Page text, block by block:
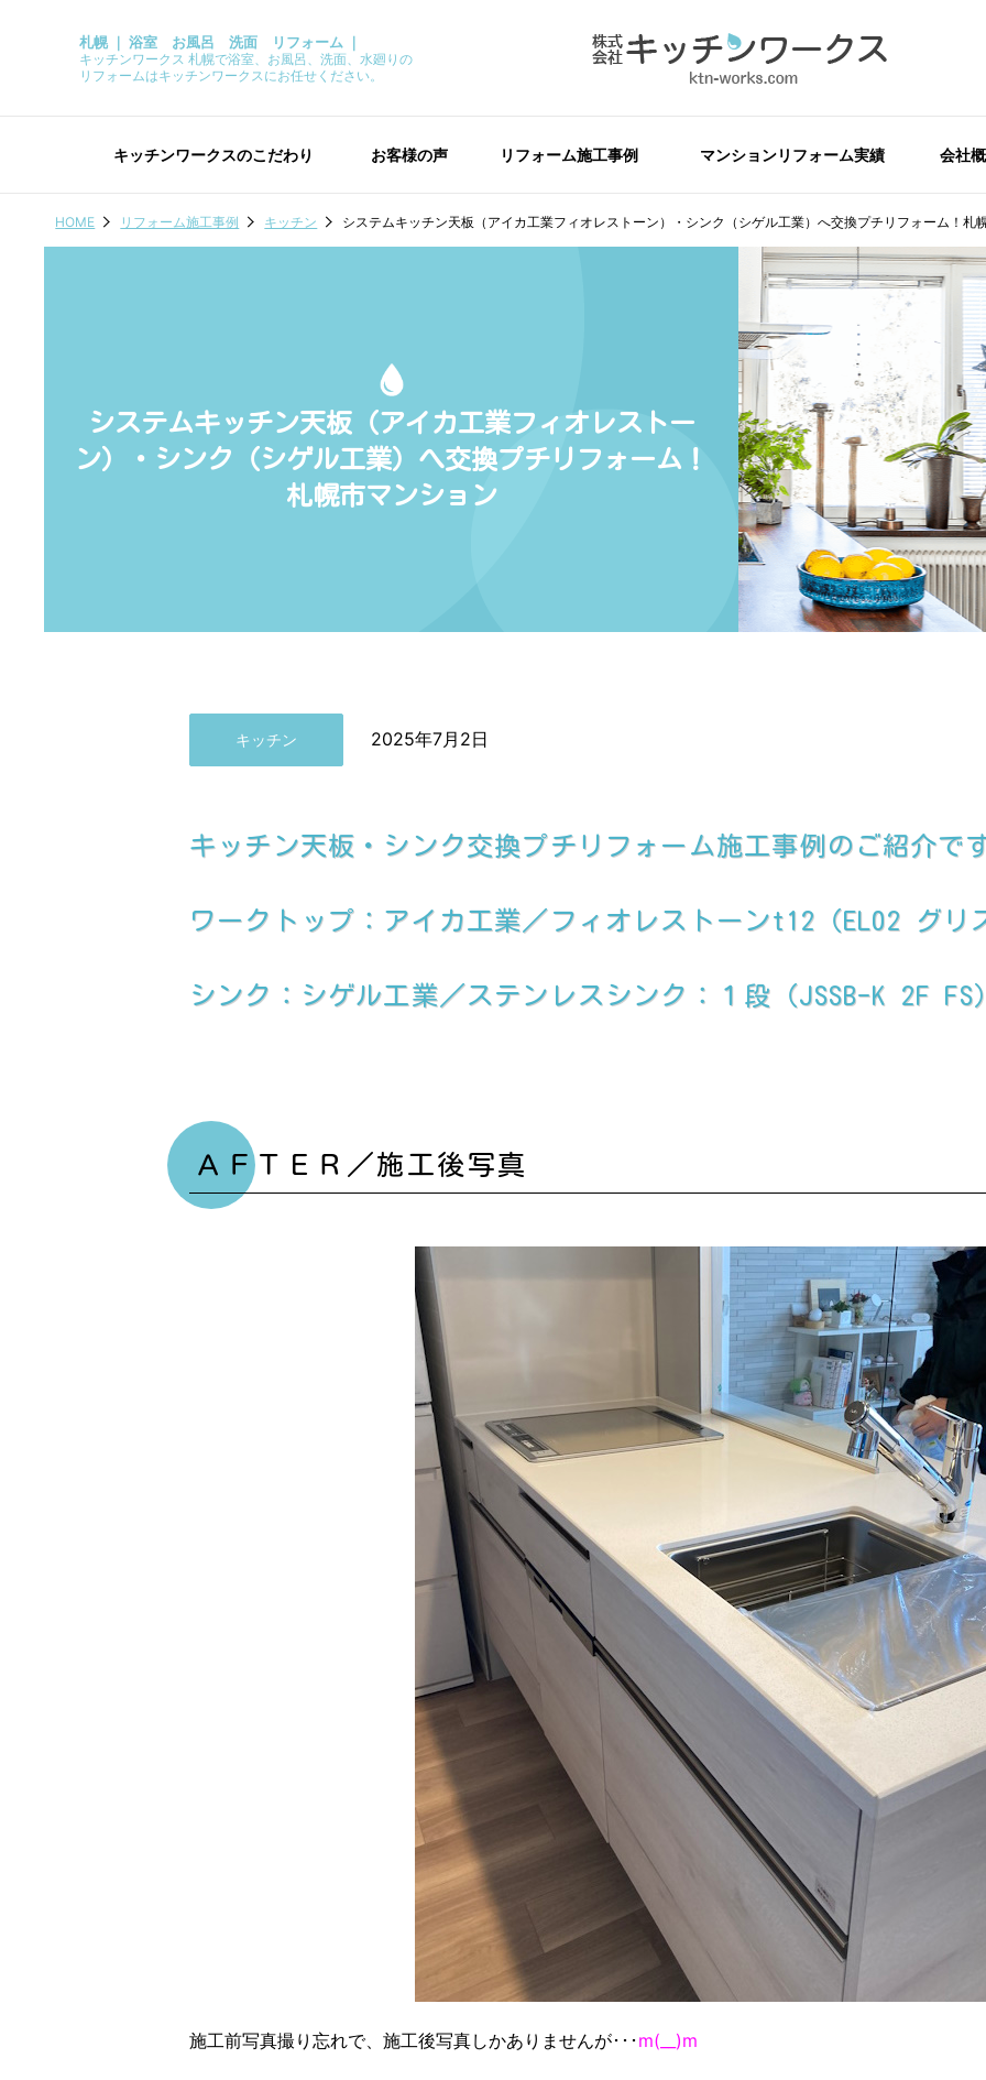
札幌 ｜ 浴室 お風呂 洗面 リフォーム ｜
キッチンワークス 札幌で浴室、お風呂、洗面、水廻りの
リフォームはキッチンワークスにお任せください。
キッチンワークスのこだわり お客様の声 リフォーム施工事例 マンションリフォーム実績 会社
HOME リフォーム施工事例 キッチン システムキッチン天板（アイカ工業フィオレストーン）・シンク（シゲル工業）へ交換プチリフォーム！札
システムキッチン天板（アイカ工業フィオレストー
ン）・シンク（シゲル工業）へ交換プチリフォーム！
札幌市マンション
キッチン 2025年7月2日
キッチン天板・シンク交換プチリフォーム施工事例のご紹介で
ワークトップ：アイカ工業／フィオレストーンt12（EL02 グリ
シンク：シゲル工業／ステンレスシンク：１段（JSSB-K 2F FS
ＡＦＴＥＲ／施工後写真
施工前写真撮り忘れで、施工後写真しかありませんが･･･ m(__)m